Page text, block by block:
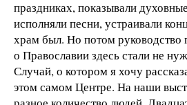
праздниках, показывали
исполняли песни, устраивали
храм был. Но потом руководство
о Православии здесь стали не
Случай, о котором я хочу
этом самом Центре. На наши